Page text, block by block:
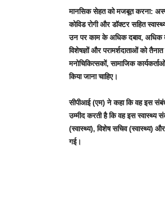
मानसिक सेहत को मजबूत करना:
कोविड रोगी और डॉक्टर सहित
उन पर काम के अधिक दबाव, अधिक
विशेषज्ञों और परामर्शदाताओं को
मनोचिकित्सकों, सामाजिक
किया जाना चाहिए।
सीपीआई (एम) ने कहा कि वह इस
उम्मीद करती है कि वह इस स्वास्थ्य
(स्वास्थ्य), विशेष सचिव (स्वास्थ्य)
गई।